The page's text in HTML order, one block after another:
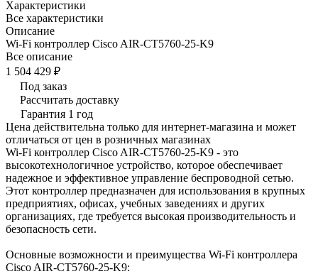
Характеристики
Все характеристики
Описание
Wi-Fi контроллер Cisco AIR-CT5760-25-K9
Все описание
1 504 429 ₽
Под заказ
Рассчитать доставку
Гарантия 1 год
Цена действительна только для интернет-магазина и может
отличаться от цен в розничных магазинах
Wi-Fi контроллер Cisco AIR-CT5760-25-K9 - это
высокотехнологичное устройство, которое обеспечивает
надежное и эффективное управление беспроводной сетью.
Этот контроллер предназначен для использования в крупных
предприятиях, офисах, учебных заведениях и других
организациях, где требуется высокая производительность и
безопасность сети.
Основные возможности и преимущества Wi-Fi контроллера
Cisco AIR-CT5760-25-K9: